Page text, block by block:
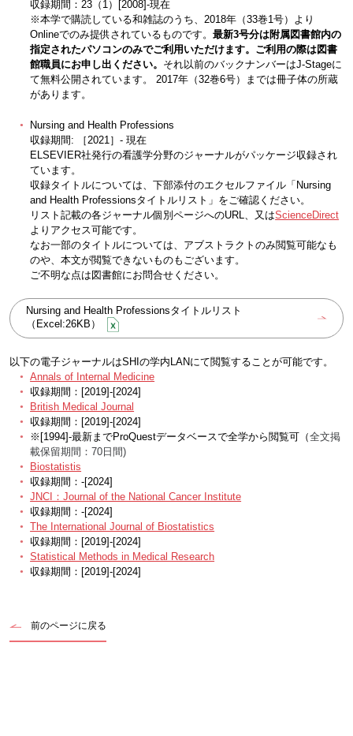
収録期間：23（1）[2008]-現在
※本学で購読している和雑誌のうち、2018年（33巻1号）より
Onlineでのみ提供されているものです。最新3号分は附属図書館内の
指定されたパソコンのみでご利用いただけます。ご利用の際は図書
館職員にお申し出ください。 それ以前のバックナンバーはJ-Stageに
て無料公開されています。 2017年（32巻6号）までは冊子体の所蔵
があります。
Nursing and Health Professions
収録期間: ［2021］- 現在
ELSEVIER社発行の看護学分野のジャーナルがパッケージ収録され
ています。
収録タイトルについては、下部添付のエクセルファイル「Nursing
and Health Professionsタイトルリスト」をご確認ください。
リスト記載の各ジャーナル個別ページへのURL、又はScienceDirect
よりアクセス可能です。
なお一部のタイトルについては、アブストラクトのみ閲覧可能なも
のや、本文が閲覧できないものもございます。
ご不明な点は図書館にお問合せください。
Nursing and Health Professionsタイトルリスト
（Excel:26KB）
以下の電子ジャーナルはSHIの学内LANにて閲覧することが可能です。
Annals of Internal Medicine
収録期間：[2019]-[2024]
British Medical Journal
収録期間：[2019]-[2024]
※[1994]-最新までProQuestデータベースで全学から閲覧可（全文掲
載保留期間：70日間)
Biostatistis
収録期間：-[2024]
JNCI：Journal of the National Cancer Institute
収録期間：-[2024]
The International Journal of Biostatistics
収録期間：[2019]-[2024]
Statistical Methods in Medical Research
収録期間：[2019]-[2024]
前のページに戻る